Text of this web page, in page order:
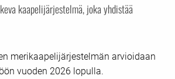
kaapelijärjestelmä, joka yhdistää
merikaapelijärjestelmän arvioidaan
vuoden 2026 lopulla.